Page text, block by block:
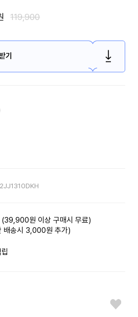
119,900
기
원 이상 구매시 무료)
배송시 3,000원 추가)